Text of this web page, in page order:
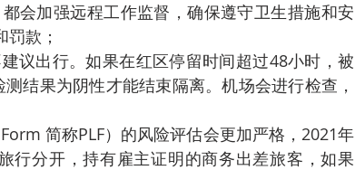
会加强远程工作监督，确保遵守卫生措施和安
款；
议出行。如果在红区停留时间超过48小时，被
结果为阴性才能结束隔离。机场会进行检查，
简称PLF）的风险评估会更加严格，2021年
行分开，持有雇主证明的商务出差旅客，如果